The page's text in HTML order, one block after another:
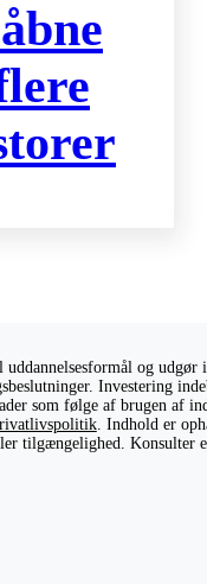
og
Investering
som følge af brugen af
. Indhold er
tilgængelighed. Konsulter